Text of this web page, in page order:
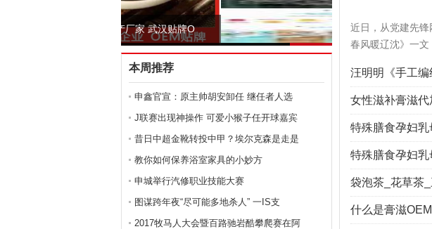
男性膏滋代加工,专注熬制高品质膏方,真
本周推荐
申鑫官宣：原主帅胡安卸任 继任者人选
J联赛出现神操作 可爱小猴子任开球嘉宾
昔日中超金靴转投中甲？埃尔克森是走是
教你如何保养浴室家具的小妙方
申城举行汽修职业技能大赛
图谋跨年夜“尽可能多地杀人” 一IS支
2017牧马人大会暨百路驰岩酷攀爬赛在阿
近日，从党建先
春风暖辽沈》一文
汪明明《手工
女性滋补膏滋
特殊膳食孕妇
特殊膳食孕妇
袋泡茶_花草茶
什么是膏滋